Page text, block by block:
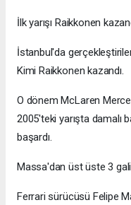
İlk yarışı Raikkonen
İstanbul'da
Kimi Raikkonen kazandı.
O dönem McLaren
2005'teki yarışta damalı
başardı.
Massa'dan üst üste 3
Ferrari sürücüsü Felipe